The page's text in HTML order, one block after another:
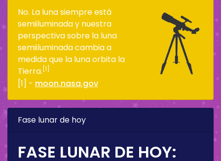
No. La luna siempre está
semiiluminada y nuestra
perspectiva sobre la luna
semiiluminada cambia a
medida que la luna orbita la
Tierra. [1]
[1] - moon.nasa.gov
Fase lunar de hoy
FASE LUNAR DE HOY: